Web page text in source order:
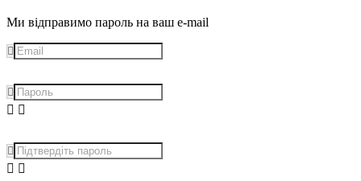
Ми відправимо пароль на ваш e-mail